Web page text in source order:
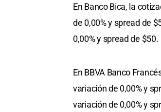
En Banco Bica, la
de 0,00% y spread de
0,00% y spread de $50.
En BBVA Banco
variación de 0,00% y
variación de 0,00% y